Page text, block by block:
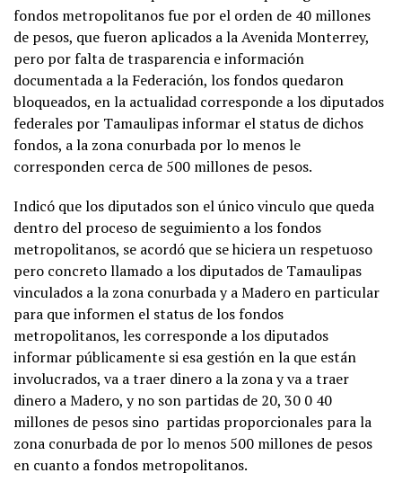
fondos metropolitanos fue por el orden de 40 millones
de pesos, que fueron aplicados a la Avenida Monterrey,
pero por falta de trasparencia e información
documentada a la Federación, los fondos quedaron
bloqueados, en la actualidad corresponde a los diputados
federales por Tamaulipas informar el status de dichos
fondos, a la zona conurbada por lo menos le
corresponden cerca de 500 millones de pesos.
Indicó que los diputados son el único vinculo que queda
dentro del proceso de seguimiento a los fondos
metropolitanos, se acordó que se hiciera un respetuoso
pero concreto llamado a los diputados de Tamaulipas
vinculados a la zona conurbada y a Madero en particular
para que informen el status de los fondos
metropolitanos, les corresponde a los diputados
informar públicamente si esa gestión en la que están
involucrados, va a traer dinero a la zona y va a traer
dinero a Madero, y no son partidas de 20, 30 0 40
millones de pesos sino partidas proporcionales para la
zona conurbada de por lo menos 500 millones de pesos
en cuanto a fondos metropolitanos.